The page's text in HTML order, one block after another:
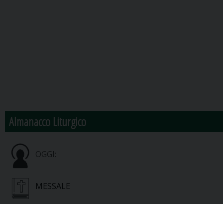
Almanacco Liturgico
OGGI:
MESSALE